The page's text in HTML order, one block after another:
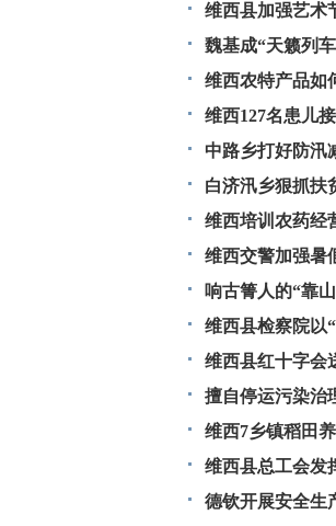
维西县加强艺术
魏基成“天籁列
维西农特产品如
维西127名患儿
中路乡打好防汛
白济汛乡狠抓扶
维西培训农药经
维西交警加强暑
响古箐人的“靠
维西县检察院以
维西县红十字会
擅自停运污染治
维西7乡镇稻田
维西县总工会发
德钦开展安全生